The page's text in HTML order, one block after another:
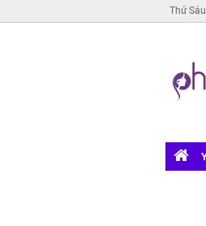
Thứ